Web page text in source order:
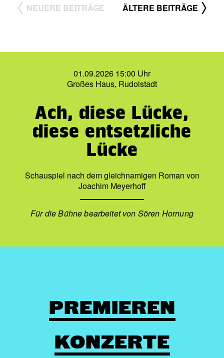
NEUERE BEITRÄGE ÄLTERE BEITRÄGE
01.09.2026 15:00 Uhr
Großes Haus, Rudolstadt
Ach, diese Lücke,
diese entsetzliche
Lücke
Schauspiel nach dem gleichnamigen Roman von
Joachim Meyerhoff
Für die Bühne bearbeitet von Sören Hornung
PREMIEREN
KONZERTE